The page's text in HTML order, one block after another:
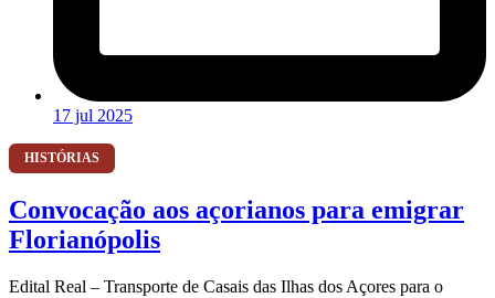
17 jul 2025
HISTÓRIAS
Convocação aos açorianos para emigrar
Florianópolis
Edital Real – Transporte de Casais das Ilhas dos Açores para o